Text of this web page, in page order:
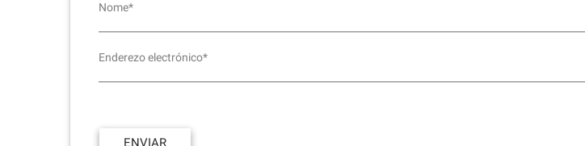
Nome*
Enderezo electrónico*